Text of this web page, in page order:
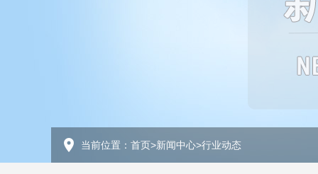
当前位置： 首页>新闻中心>行业动态